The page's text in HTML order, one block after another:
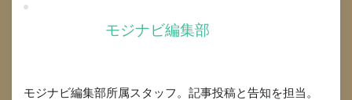
モジナビ編集部
モジナビ編集部所属スタッフ。記事投稿と告知を担当。